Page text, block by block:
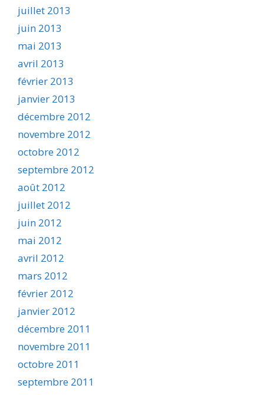
juillet 2013
juin 2013
mai 2013
avril 2013
février 2013
janvier 2013
décembre 2012
novembre 2012
octobre 2012
septembre 2012
août 2012
juillet 2012
juin 2012
mai 2012
avril 2012
mars 2012
février 2012
janvier 2012
décembre 2011
novembre 2011
octobre 2011
septembre 2011